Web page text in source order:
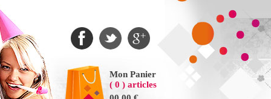
Mon Panier
( 0 ) articles